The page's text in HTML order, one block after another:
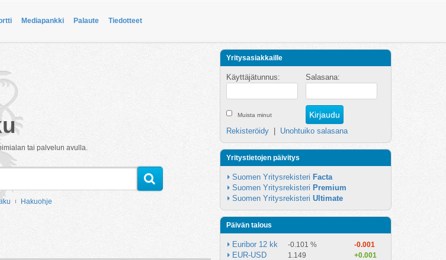
Mediapankki Palaute Tiedotteet
tai palvelun avulla.
Hakuohje
Yritysasiakkaille
Käyttäjätunnus: Salasana:
Muista minut
Rekisteröidy Unohtuiko salasana
Yritystietojen päivitys
Suomen Yritysrekisteri Facta
Suomen Yritysrekisteri Premium
Suomen Yritysrekisteri Ultimate
Päivän talous
Euribor 12 kk -0.101 % -0.001
EUR-USD 1.149 +0.001